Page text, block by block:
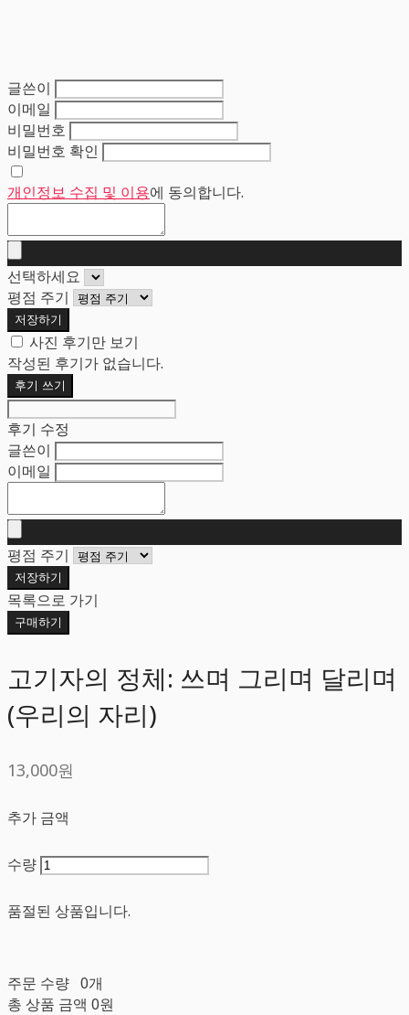
글쓴이
이메일
비밀번호
비밀번호 확인
개인정보 수집 및 이용에 동의합니다.
선택하세요
평점 주기
저장하기
사진 후기만 보기
작성된 후기가 없습니다.
후기 쓰기
후기 수정
글쓴이
이메일
평점 주기
저장하기
목록으로 가기
구매하기
고기자의 정체: 쓰며 그리며 달리며
(우리의 자리)
13,000원
추가 금액
수량
품절된 상품입니다.
주문 수량 0개
총 상품 금액 0원